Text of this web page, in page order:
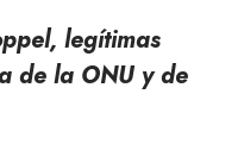
legítimas
de la ONU y de